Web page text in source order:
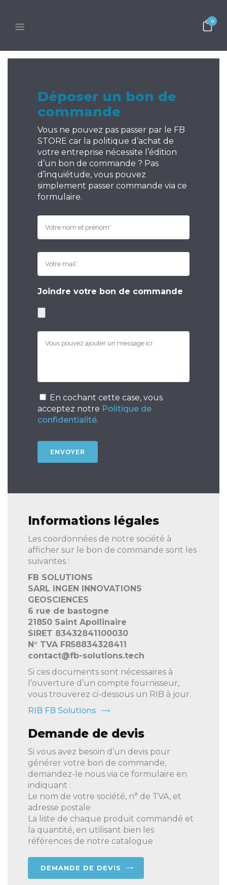
0
Déposer un bon de
commande
Vous ne pouvez pas passer par le FB
STORE car la politique d’achat de
votre entreprise nécessite l’édition
d’un bon de commande ? Pas
d’inquiétude, vous pouvez
simplement passer commande via ce
formulaire.
Joindre votre bon de commande
En cochant cette case, vous
acceptez notre Politique de
confidentialité.
Informations légales
Les coordonnées de notre société à
afficher sur le bon de commande sont les
suivantes :
FB SOLUTIONS
SARL INGEN INNOVATIONS
GEOSCIENCES
6 rue de bastogne
21850 Saint Apollinaire
SIRET 83432841100030
N° TVA FR58834328411
contact@fb-solutions.tech
Si ces documents sont nécessaires à
l’ouverture d’un compte fournisseur,
vous trouverez ci-dessous un RIB à jour.
RIB FB Solutions
Demande de devis
Si vous avez besoin d’un devis pour
générer votre bon de commande,
demandez-le nous via ce formulaire en
indiquant :
Le nom de votre société, n° de TVA, et
adresse postale
La liste de chaque produit commandé et
la quantité, en utilisant bien les
références de notre catalogue
DEMANDE DE DEVIS